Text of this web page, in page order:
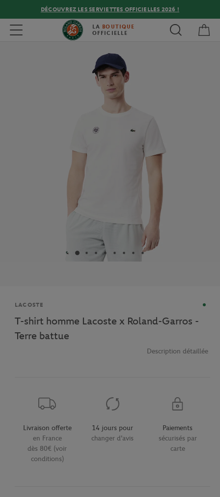
DÉCOUVREZ LES SERVIETTES OFFICIELLES 2026 !
Toggle navigation LA BOUTIQUE
OFFICIELLE
Marque
LACOSTE
T-shirt homme Lacoste x Roland-Garros -
Terre battue
Description détaillée
Livraison offerte
en France
dès 80€ (voir
conditions)
14 jours pour
changer d'avis
Paiements
sécurisés par
carte